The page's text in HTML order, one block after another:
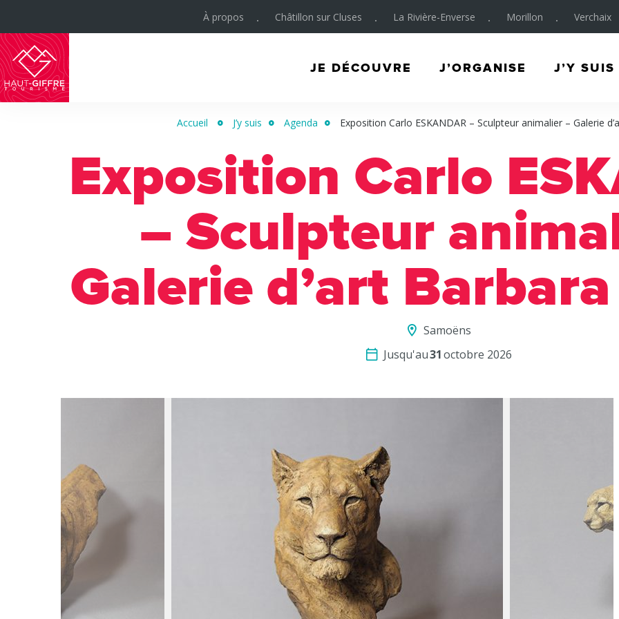
À propos Châtillon sur Cluses La Rivière-Enverse Morillon Verchaix
Haut-
Giffre
JE DÉCOUVRE J’ORGANISE J’Y SUIS
Accueil J’y suis Agenda Exposition Carlo ESKANDAR – Sculpteur animalier – Galerie
Exposition Carlo
– Sculpteur
Galerie d’art
Samoëns
Jusqu'au31octobre 2026